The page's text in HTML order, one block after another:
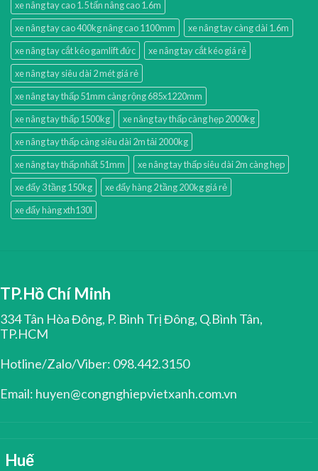
xe nâng tay cao 1.5 tấn nâng cao 1.6m
xe nâng tay cao 400kg nâng cao 1100mm
xe nâng tay càng dài 1.6m
xe nâng tay cắt kéo gamlift đức
xe nâng tay cắt kéo giá rẻ
xe nâng tay siêu dài 2 mét giá rẻ
xe nâng tay thấp 51mm càng rộng 685x1220mm
xe nâng tay thấp 1500kg
xe nâng tay thấp càng hẹp 2000kg
xe nâng tay thấp càng siêu dài 2m tải 2000kg
xe nâng tay thấp nhất 51mm
xe nâng tay thấp siêu dài 2m càng hẹp
xe đẩy 3 tầng 150kg
xe đẩy hàng 2 tầng 200kg giá rẻ
xe đẩy hàng xth130l
TP.Hồ Chí Minh
334 Tân Hòa Đông, P. Bình Trị Đông, Q.Bình Tân,
TP.HCM
Hotline/Zalo/Viber: 098.442.3150
Email: huyen@congnghiepvietxanh.com.vn
Huế